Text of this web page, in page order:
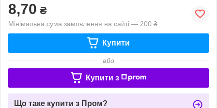
8,70 ₴
Мінімальна сума замовлення на сайті — 200 ₴
Купити
або
Купити з
Що таке купити з Пром?